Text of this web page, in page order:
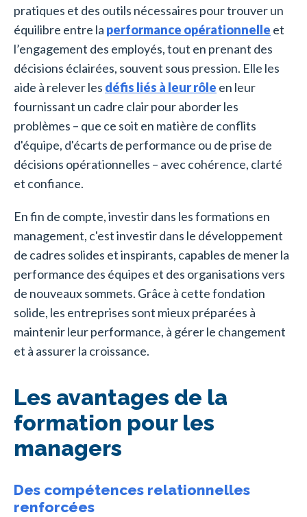
pratiques et des outils nécessaires pour trouver un
équilibre entre la performance opérationnelle et
l’engagement des employés, tout en prenant des
décisions éclairées, souvent sous pression. Elle les
aide à relever les défis liés à leur rôle en leur
fournissant un cadre clair pour aborder les
problèmes – que ce soit en matière de conflits
d'équipe, d'écarts de performance ou de prise de
décisions opérationnelles – avec cohérence, clarté
et confiance.
En fin de compte, investir dans les formations en
management, c'est investir dans le développement
de cadres solides et inspirants, capables de mener la
performance des équipes et des organisations vers
de nouveaux sommets. Grâce à cette fondation
solide, les entreprises sont mieux préparées à
maintenir leur performance, à gérer le changement
et à assurer la croissance.
Les avantages de la
formation pour les
managers
Des compétences relationnelles
renforcées